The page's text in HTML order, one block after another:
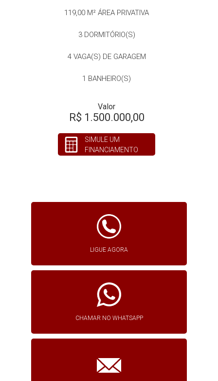
119,00 M² ÁREA PRIVATIVA
3DORMITÓRIO(S)
4VAGA(S) DE GARAGEM
1 BANHEIRO(S)
Valor
R$ 1.500.000,00
SIMULE UM
FINANCIAMENTO
LIGUE AGORA
CHAMAR NO WHATSAPP